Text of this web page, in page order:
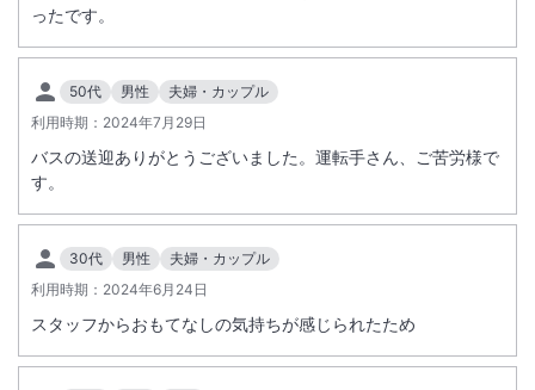
ったです。
50代 男性
夫婦・カップル
利用時期： 2024年7月29日
バスの送迎ありがとうございました。運転手さん、ご苦労様で
す。
30代 男性
夫婦・カップル
利用時期： 2024年6月24日
スタッフからおもてなしの気持ちが感じられたため